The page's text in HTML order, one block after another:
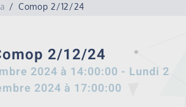
Comop 2/12/24
2/12/24
2024 à 14:00:00 - Lundi 2
2024 à 17:00:00